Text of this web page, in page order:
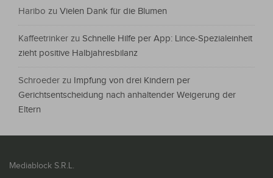
Haribo zu Vielen Dank für die Blumen
Kaffeetrinker zu Schnelle Hilfe per App: Lince-Spezialeinheit
zieht positive Halbjahresbilanz
Schroeder zu Impfung von drei Kindern per
Gerichtsentscheidung nach anhaltender Weigerung der
Eltern
Mediablock S.R.L.